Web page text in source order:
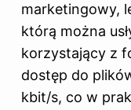
marketingowy,
którą można
korzystający z
dostęp do
kbit/s, co w